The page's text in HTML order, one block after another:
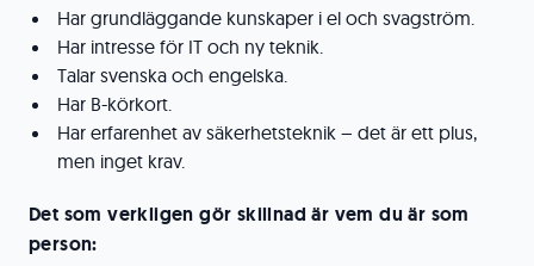
Har grundläggande kunskaper i el och svagström.
Har intresse för IT och ny teknik.
Talar svenska och engelska.
Har B-körkort.
Har erfarenhet av säkerhetsteknik – det är ett plus,
men inget krav.
Det som verkligen gör skillnad är vem du är som
person: